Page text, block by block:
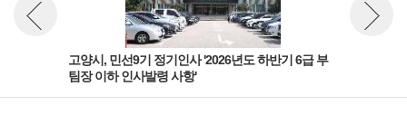
고양시, 민선9기 정기인사 '2026년도 하반기 6급 부
팀장 이하 인사발령 사항'
뉴스 이전보기